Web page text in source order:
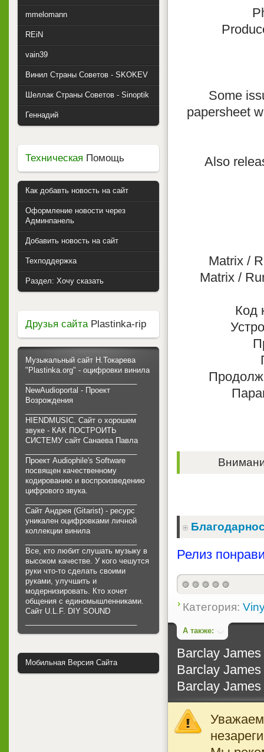
Some
papersheet
Also
Matrix /
Matrix /
Код
Релиз
Категория:
А также:
Barclay
Barclay
Barclay
mmelomann
REiN
vain39
Винил Страны Советов - SKOKEV
Шеллак Страны Советов - Sinoptik
Геннадий
Техническая Помощь
Как добавть новость на сайт
Оформление новости через
Админпанель
Добавить новость на сайт
Техподдержка
Раздел: Хочу сказать
Друзья сайтаPlastinka-rip
Музыкальный сайт Н.Токарева
"Plastinka.org" - оцифровки винила
NewAudioportal - Проект
Возрождения
HIENDMUSIC. Сайт о хорошем
звуке - КАК ПОСТРОИТЬ
СИСТЕМУ сайт Санаева Павла
Проект Audiophile's Software
посвящен качественному
кодированию и воспроизведению
цифрового звука.
Сайт Андрея (Gitarist) - ресурс
уникален оцифровками личной
коллекции винила
Все, кто любит слушать музыку в
высоком качестве. У кого чешутся
руки что-то сделать своими
руками, улучшить и
модернизировать. Кто хочет
общения с единомышленниками.
Cайт U.L.F. DIY SOUND
Мобильная Версия Сайта